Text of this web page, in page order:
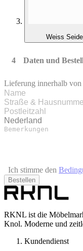
Weiss
Daten und
Lieferung innerhalb von
Ich stimme den
Bestellen
RKNL ist die
Knol. Moderne und
Kundendienst